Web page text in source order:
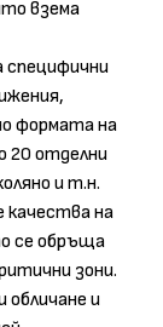
взема
специфични
формата на
20 отделни
и т.н.
на
се обръща
зони.
и